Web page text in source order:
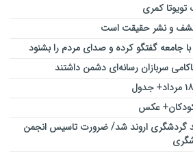
و نشر حقیقت است
با جامعه گفتگو کرده و صدای مردم را بشنود
سربازان رسانه‌ای دشمن داشتند
عکس
گردشگری اروند شد/ ضرورت تاسیس انجمن